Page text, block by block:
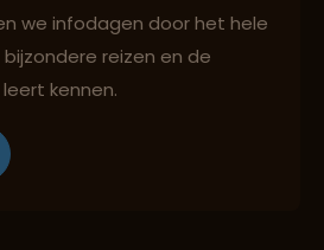
we infodagen door het hele
reizen en de
kennen.